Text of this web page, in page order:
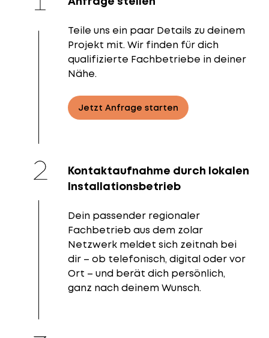
Teile uns ein paar Details zu deinem
Projekt mit. Wir finden für dich
qualifizierte Fachbetriebe in deiner
Nähe.
Jetzt Anfrage starten
Kontaktaufnahme durch lokalen
Installationsbetrieb
Dein passender regionaler
Fachbetrieb aus dem zolar
Netzwerk meldet sich zeitnah bei
dir – ob telefonisch, digital oder vor
Ort – und berät dich persönlich,
ganz nach deinem Wunsch.